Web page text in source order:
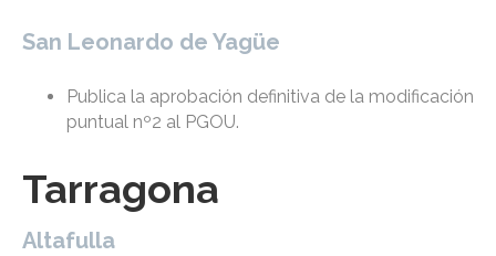
San Leonardo de Yagüe
Publica la aprobación definitiva de la modificación
puntual nº2 al PGOU.
Tarragona
Altafulla